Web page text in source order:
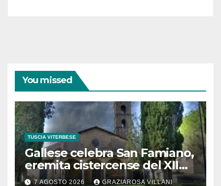
You missed
TUSCIA VITERBESE
Gallese celebra San Famiano,
eremita cistercense del XII
secolo
7 AGOSTO 2026 GRAZIAROSA VILLANI